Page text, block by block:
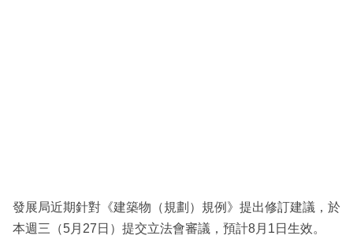
區
發展局近期針對《建築物（規劃）規例》提出修訂建議，於
本週三（5月27日）提交立法會審議，預計8月1日生效。